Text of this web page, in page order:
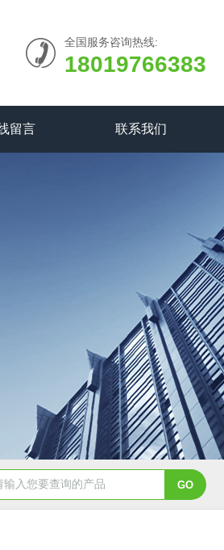
全国服务咨询热线:
18019766383
留言 联系我们
YSXD—R900氙灯老化试验机